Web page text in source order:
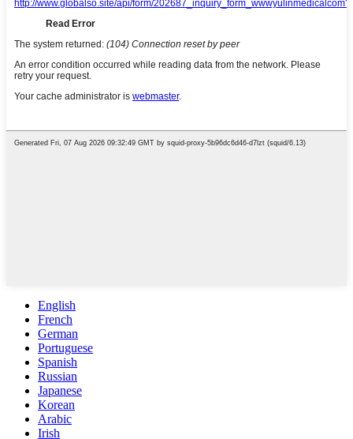
English
French
German
Portuguese
Spanish
Russian
Japanese
Korean
Arabic
Irish